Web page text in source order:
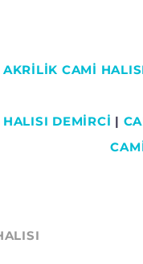
AKRİLİK CAMİ
DEMİRCİ |